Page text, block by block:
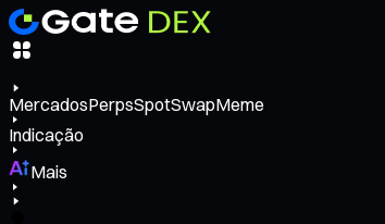
MercadosPerpsSpotSwapMeme
Indicação
Mais